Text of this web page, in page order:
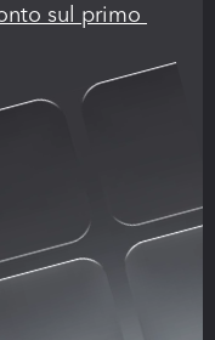
sul primo